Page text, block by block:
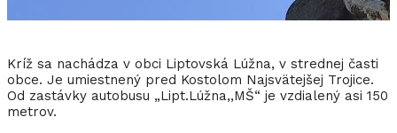
Kríž sa nachádza v obci Liptovská Lúžna, v strednej časti
obce. Je umiestnený pred Kostolom Najsvätejšej Trojice.
Od zastávky autobusu „Lipt.Lúžna,,MŠ“ je vzdialený asi 150
metrov.